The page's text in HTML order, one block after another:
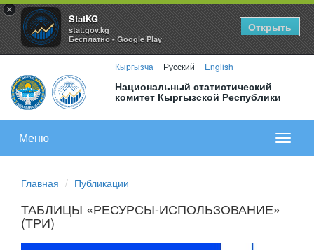
×
StatKG
stat.gov.kg
Бесплатно - Google Play
Открыть
Кыргызча Русский English
Национальный статистический
комитет Кыргызской Республики
меню
Меню
Главная Публикации
ТАБЛИЦЫ «РЕСУРСЫ-ИСПОЛЬЗОВАНИЕ»
(ТРИ)